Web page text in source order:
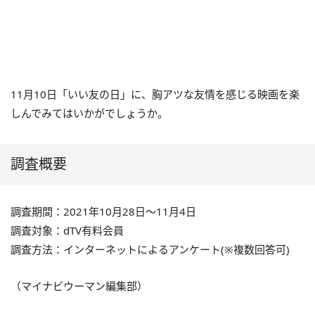
11月10日「いい友の日」に、胸アツな友情を感じる映画を楽
しんでみてはいかがでしょうか。
調査概要
調査期間：2021年10月28日～11月4日
調査対象：dTV有料会員
調査方法：インターネットによるアンケート(※複数回答可)
（マイナビウーマン編集部）